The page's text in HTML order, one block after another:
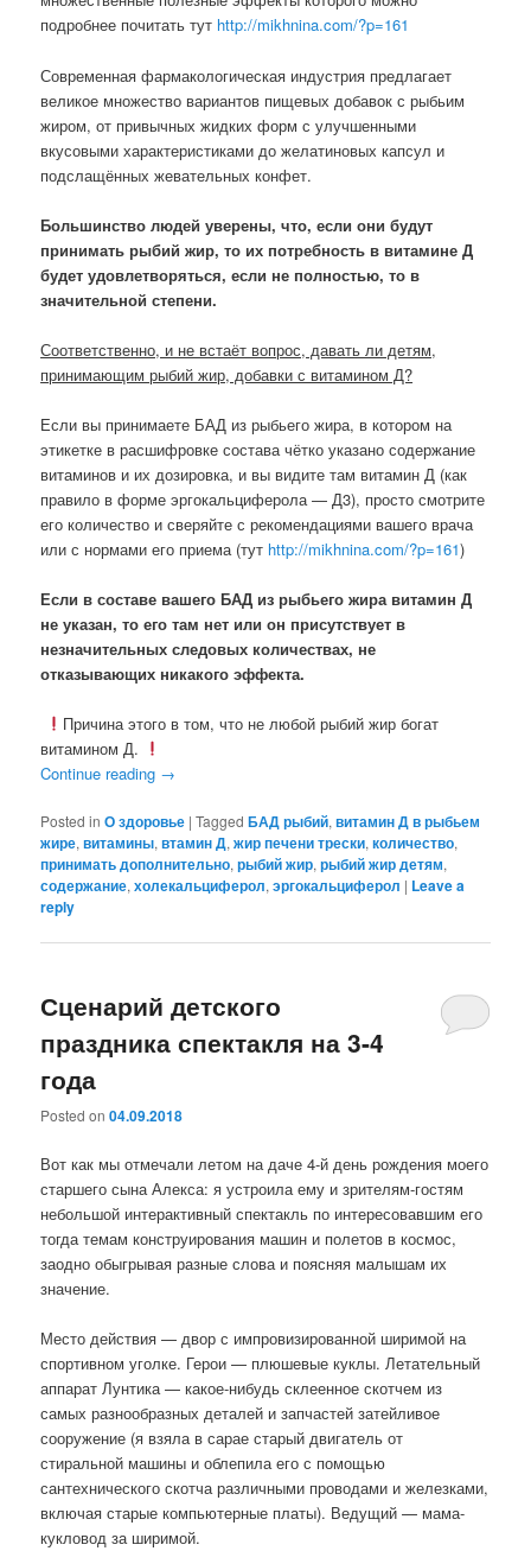
подробнее почитать тут http://mikhnina.com/?p=161
Современная фармакологическая индустрия предлагает
великое множество вариантов пищевых добавок с рыбьим
жиром, от привычных жидких форм с улучшенными
вкусовыми характеристиками до желатиновых капсул и
подслащённых жевательных конфет.
Большинство людей уверены, что, если они будут
принимать рыбий жир, то их потребность в витамине Д
будет удовлетворяться, если не полностью, то в
значительной степени.
Соответственно, и не встаёт вопрос, давать ли детям,
принимающим рыбий жир, добавки с витамином Д?
Если вы принимаете БАД из рыбьего жира, в котором на
этикетке в расшифровке состава чётко указано содержание
витаминов и их дозировка, и вы видите там витамин Д (как
правило в форме эргокальциферола — Д3), просто смотрите
его количество и сверяйте с рекомендациями вашего врача
или с нормами его приема (тут http://mikhnina.com/?p=161)
Если в составе вашего БАД из рыбьего жира витамин Д
не указан, то его там нет или он присутствует в
незначительных следовых количествах, не
отказывающих никакого эффекта.
Причина этого в том, что не любой рыбий жир богат
витамином Д.
Continue reading →
Posted in О здоровье |Tagged БАД рыбий,витамин Д в рыбьем
жире,витамины,втамин Д,жир печени трески,количество,
принимать дополнительно,рыбий жир,рыбий жир детям,
содержание,холекальциферол,эргокальциферол | Leave a
reply
Сценарий детского
праздника спектакля на 3-4
года
Posted on04.09.2018
Вот как мы отмечали летом на даче 4-й день рождения моего
старшего сына Алекса: я устроила ему и зрителям-гостям
небольшой интерактивный спектакль по интересовавшим его
тогда темам конструирования машин и полетов в космос,
заодно обыгрывая разные слова и поясняя малышам их
значение.
Место действия — двор с импровизированной ширимой на
спортивном уголке. Герои — плюшевые куклы. Летательный
аппарат Лунтика — какое-нибудь склеенное скотчем из
самых разнообразных деталей и запчастей затейливое
сооружение (я взяла в сарае старый двигатель от
стиральной машины и облепила его с помощью
сантехнического скотча различными проводами и железками,
включая старые компьютерные платы). Ведущий — мама-
кукловод за ширимой.